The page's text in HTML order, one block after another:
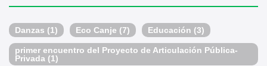
Danzas (1) Eco Canje (7) Educación (3)
primer encuentro del Proyecto de Articulación Pública-
Privada (1)